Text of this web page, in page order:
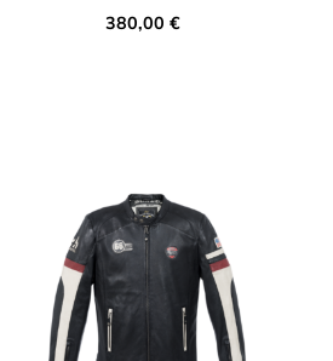
380,00 €